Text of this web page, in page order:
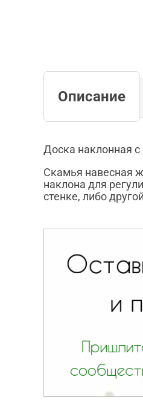
Описание
Доска наклонная
Скамья навесная
наклона для
стенке, либо